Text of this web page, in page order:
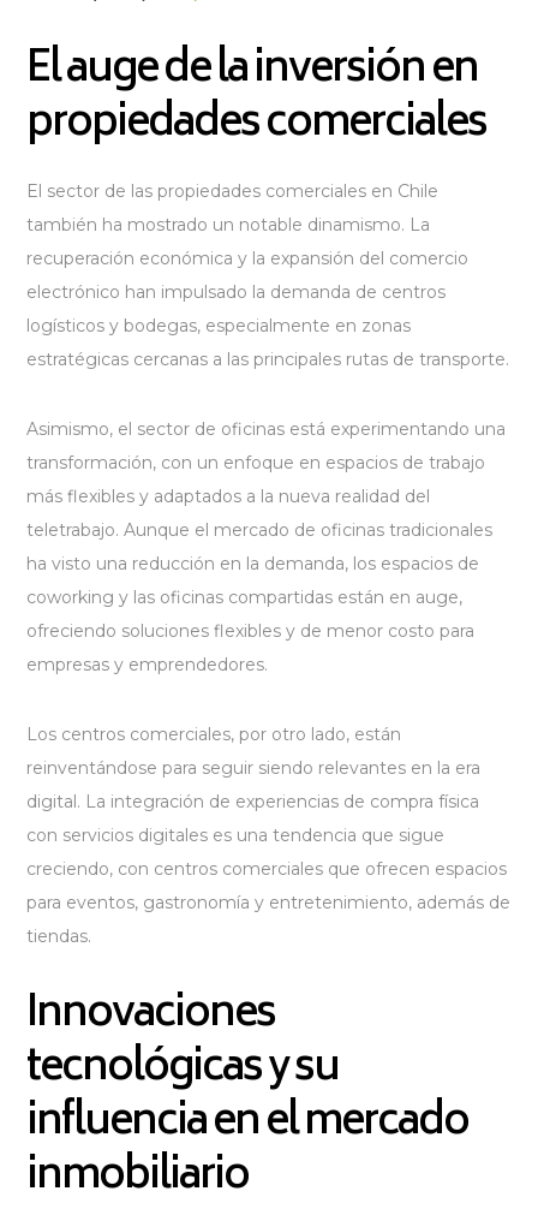
El auge de la inversión en
propiedades comerciales
El sector de las propiedades comerciales en Chile
también ha mostrado un notable dinamismo. La
recuperación económica y la expansión del comercio
electrónico han impulsado la demanda de centros
logísticos y bodegas, especialmente en zonas
estratégicas cercanas a las principales rutas de transporte.
Asimismo, el sector de oficinas está experimentando una
transformación, con un enfoque en espacios de trabajo
más flexibles y adaptados a la nueva realidad del
teletrabajo. Aunque el mercado de oficinas tradicionales
ha visto una reducción en la demanda, los espacios de
coworking y las oficinas compartidas están en auge,
ofreciendo soluciones flexibles y de menor costo para
empresas y emprendedores.
Los centros comerciales, por otro lado, están
reinventándose para seguir siendo relevantes en la era
digital. La integración de experiencias de compra física
con servicios digitales es una tendencia que sigue
creciendo, con centros comerciales que ofrecen espacios
para eventos, gastronomía y entretenimiento, además de
tiendas.
Innovaciones
tecnológicas y su
influencia en el mercado
inmobiliario